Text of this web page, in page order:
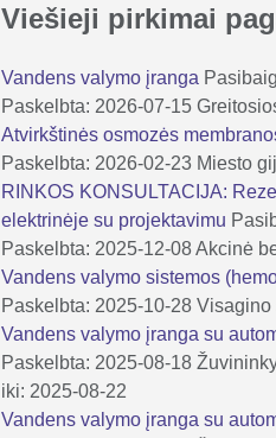
Viešieji pirkimai
Vandens valymo įranga
Paskelbta: 2026-07-15
Atvirkštinės osmozės
Paskelbta: 2026-02-23 Miesto
RINKOS KONSULTACIJA:
elektrinėje su projektavimu
Paskelbta: 2025-12-08 Akcinė
Vandens valymo sistemos
Paskelbta: 2025-10-28 Visagino
Vandens valymo įranga su
Paskelbta: 2025-08-18
iki: 2025-08-22
Vandens valymo įranga su